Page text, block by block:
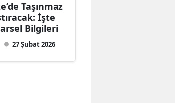
Taşınmaz
İşte
Bilgileri
27 Şubat 2026